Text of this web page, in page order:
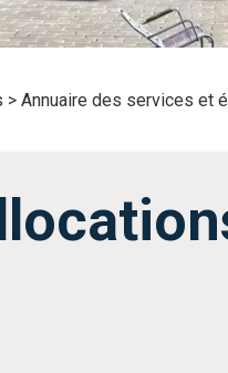
> Annuaire des services et